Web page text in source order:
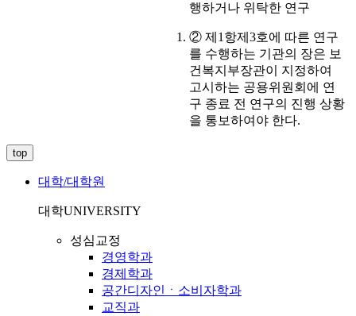
행하거나 위탁한 연구
② 제1항제3호에 따른 연구
를 수행하는 기관의 장은 보
건복지부장관이 지정하여
고시하는 공용위원회에 연
구 종료 전 연구의 진행 상황
을 통보하여야 한다.
top
대학/대학원
대학UNIVERSITY
성심교정
경영학과
경제학과
공간디자인ㆍ소비자학과
교직과